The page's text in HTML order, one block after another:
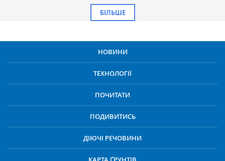
БІЛЬШЕ
НОВИНИ
ТЕХНОЛОГІЇ
ПОЧИТАТИ
ПОДИВИТИСЬ
ДІЮЧІ РЕЧОВИНИ